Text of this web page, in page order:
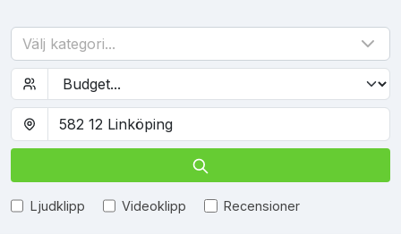
Välj kategori...
Ljudklipp Videoklipp Recensioner